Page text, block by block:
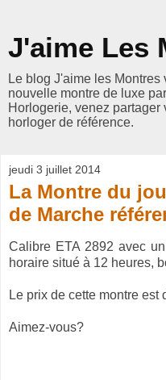
J'aime Les
Le blog J'aime les
nouvelle montre de luxe
Horlogerie, venez partager
horloger de référence.
jeudi 3 juillet 2014
La Montre du
de Marche
Calibre ETA 2892 avec
horaire situé à 12 heures,
Le prix de cette montre est
Aimez-vous?